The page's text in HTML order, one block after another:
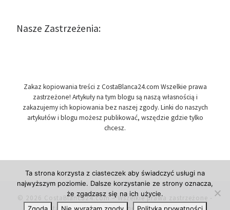
Nasze Zastrzeżenia:
Zakaz kopiowania treści z CostaBlanca24.com Wszelkie prawa
zastrzeżone! Artykuły na tym blogu są naszą własnością i
zakazujemy ich kopiowania bez naszej zgody. Linki do naszych
artykułów i blogu możesz publikować, wszędzie gdzie tylko
chcesz.
© 2026 CostaBlanca24.com– Wszelkie prawa zastrzeżone -
Ta strona korzysta z ciasteczek aby świadczyć usługi na
najwyższym poziomie. Dalsze korzystanie ze strony oznacza,
że zgadzasz się na ich użycie.